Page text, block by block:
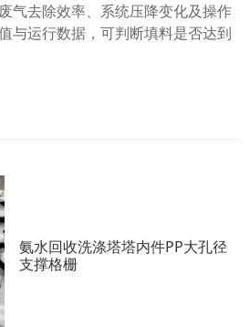
气去除效率、系统压降变化及操作
与运行数据，可判断填料是否达到
氨水回收洗涤塔塔内件PP大孔径
支撑格栅